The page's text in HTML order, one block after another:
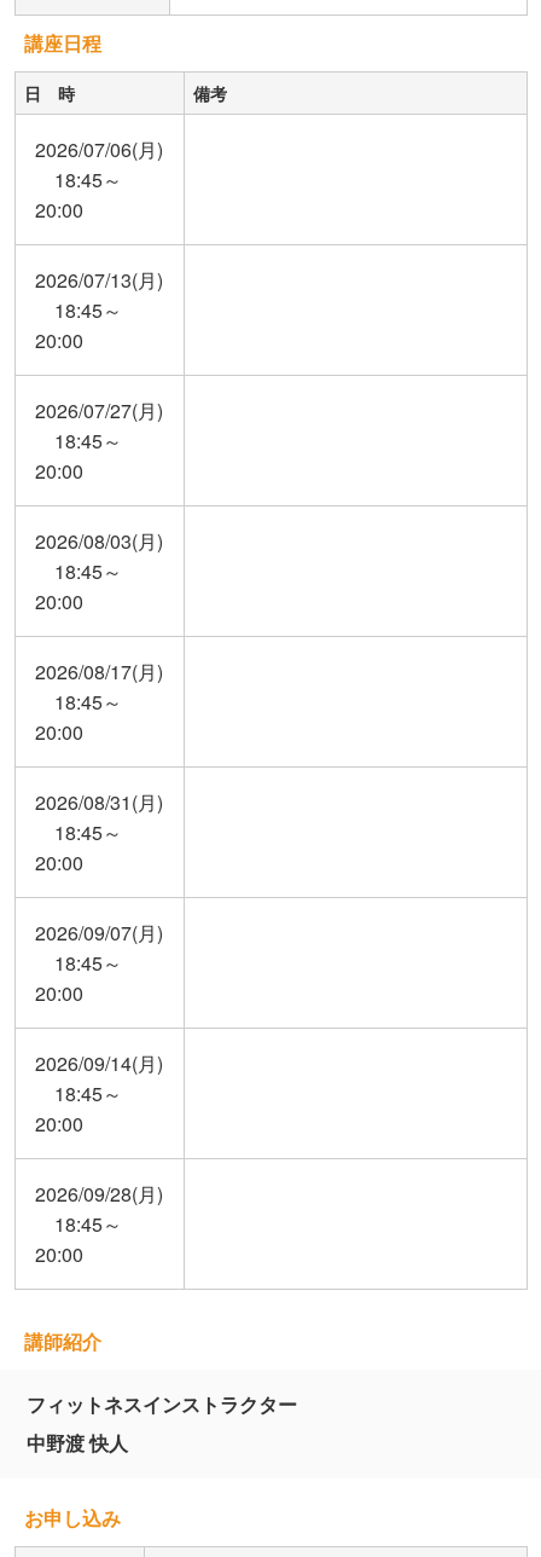
講座日程
日 時 備考
2026/07/06(月)
18:45～
20:00
2026/07/13(月)
18:45～
20:00
2026/07/27(月)
18:45～
20:00
2026/08/03(月)
18:45～
20:00
2026/08/17(月)
18:45～
20:00
2026/08/31(月)
18:45～
20:00
2026/09/07(月)
18:45～
20:00
2026/09/14(月)
18:45～
20:00
2026/09/28(月)
18:45～
20:00
講師紹介
フィットネスインストラクター
中野渡 快人
お申し込み